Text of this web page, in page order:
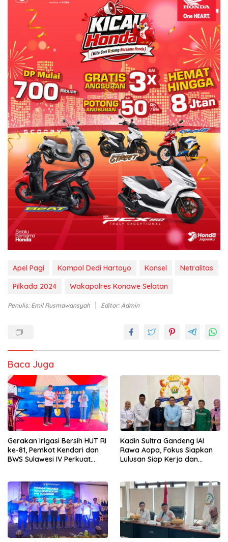
Apel Pagi Kompol Dedi Hartoyo Konsel
Netralitas
Pilkada 2024
Wakapolres Konawe Selatan
Penulis: Emil Rusmawansyah Editor: Admin
Baca Juga
Gerakan Irigasi Bersih HUT RI
ke-81, Pemkot Kendari dan
BWS Sulawesi IV Perkuat
Kadin Sultra Gandeng IAI
Rawa Aopa, Fokus Siapkan
Lulusan Siap Kerja dan